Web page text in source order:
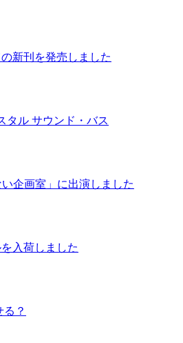
新刊を発売しました
タル サウンド・バス
企画室」に出演しました
入荷しました
？